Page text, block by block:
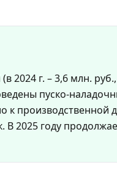
2024 г. – 3,6 млн.
пуско-
к производственной
В 2025 году